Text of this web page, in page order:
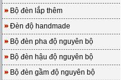
Bộ đèn lắp thêm
Đèn độ handmade
Bộ đèn pha độ nguyên bộ
Bộ đèn hậu độ nguyên bộ
Bộ đèn gầm độ nguyên bộ